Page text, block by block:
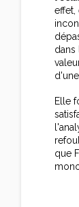
effet,
dans
Elle
que